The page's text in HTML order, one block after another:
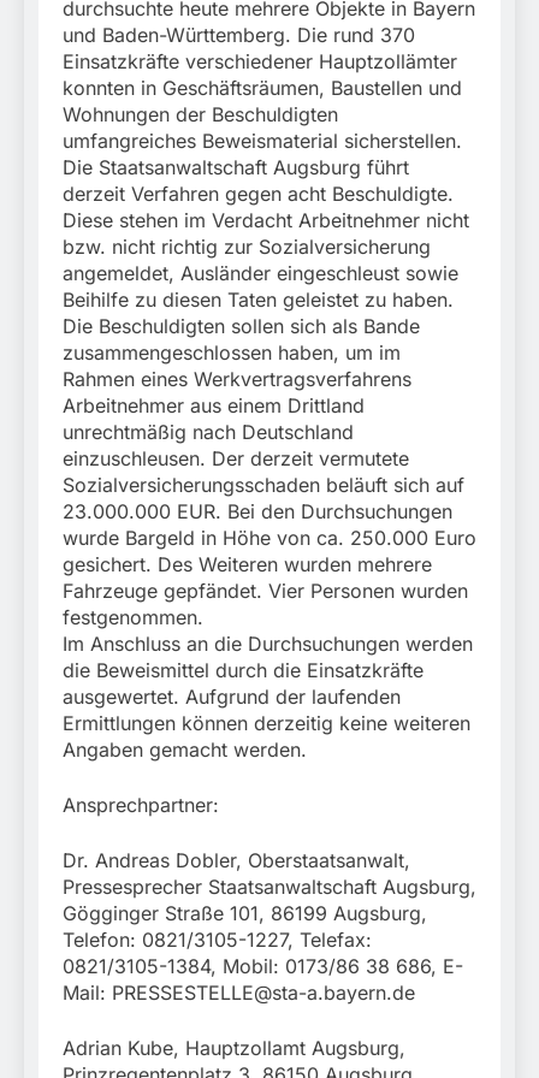
Beinahekollision an
Bahnübergang in Aubing
/ Bundespolizei ermittelt
wegen gefährlichen
Eingriffs in den
Bahnverkehr
5. August 2026
durchsuchte heute mehrere Objekte in Bayern
und Baden-Württemberg. Die rund 370
Einsatzkräfte verschiedener Hauptzollämter
konnten in Geschäftsräumen, Baustellen und
Wohnungen der Beschuldigten
umfangreiches Beweismaterial sicherstellen.
Die Staatsanwaltschaft Augsburg führt
derzeit Verfahren gegen acht Beschuldigte.
Diese stehen im Verdacht Arbeitnehmer nicht
bzw. nicht richtig zur Sozialversicherung
angemeldet, Ausländer eingeschleust sowie
Beihilfe zu diesen Taten geleistet zu haben.
Die Beschuldigten sollen sich als Bande
zusammengeschlossen haben, um im
Rahmen eines Werkvertragsverfahrens
Arbeitnehmer aus einem Drittland
unrechtmäßig nach Deutschland
einzuschleusen. Der derzeit vermutete
Sozialversicherungsschaden beläuft sich auf
23.000.000 EUR. Bei den Durchsuchungen
wurde Bargeld in Höhe von ca. 250.000 Euro
gesichert. Des Weiteren wurden mehrere
Fahrzeuge gepfändet. Vier Personen wurden
festgenommen.
Im Anschluss an die Durchsuchungen werden
die Beweismittel durch die Einsatzkräfte
ausgewertet. Aufgrund der laufenden
Ermittlungen können derzeitig keine weiteren
Angaben gemacht werden.
Ansprechpartner:
Dr. Andreas Dobler, Oberstaatsanwalt,
Pressesprecher Staatsanwaltschaft Augsburg,
Gögginger Straße 101, 86199 Augsburg,
Telefon: 0821/3105-1227, Telefax:
0821/3105-1384, Mobil: 0173/86 38 686, E-
Mail: PRESSESTELLE@sta-a.bayern.de
Adrian Kube, Hauptzollamt Augsburg,